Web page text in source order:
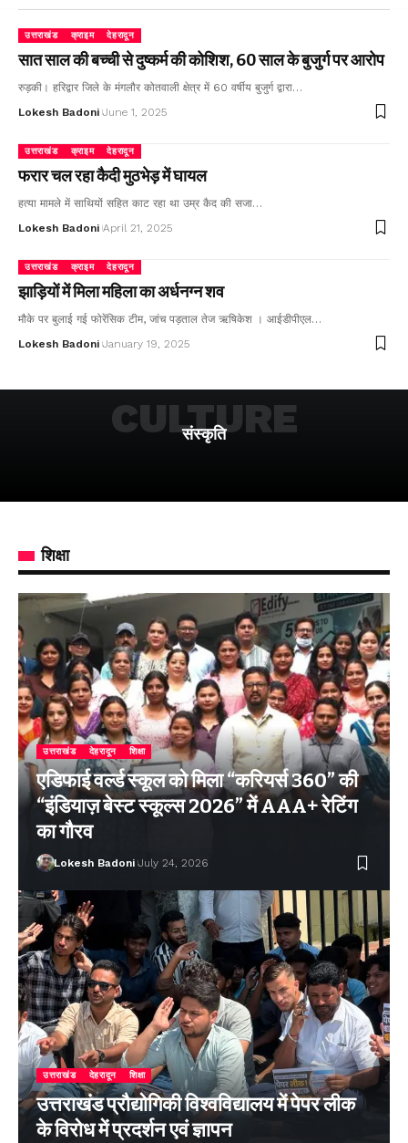
उत्तराखंड क्राइम देहरादून
सात साल की बच्ची से दुष्कर्म की कोशिश, 60 साल के बुजुर्ग पर आरोप
रुड़की। हरिद्वार जिले के मंगलौर कोतवाली क्षेत्र में 60 वर्षीय बुजुर्ग द्वारा…
Lokesh Badoni June 1, 2025
उत्तराखंड क्राइम देहरादून
फरार चल रहा कैदी मुठभेड़ में घायल
हत्या मामले में साथियों सहित काट रहा था उम्र कैद की सजा…
Lokesh Badoni April 21, 2025
उत्तराखंड क्राइम देहरादून
झाड़ियों में मिला महिला का अर्धनग्न शव
मौके पर बुलाई गई फोरेंसिक टीम, जांच पड़ताल तेज ऋषिकेश । आईडीपीएल…
Lokesh Badoni January 19, 2025
संस्कृति
CULTURE
शिक्षा
उत्तराखंड देहरादून शिक्षा
एडिफाई वर्ल्ड स्कूल को मिला “करियर्स 360” की
“इंडियाज़ बेस्ट स्कूल्स 2026” में AAA+ रेटिंग
का गौरव
Lokesh Badoni July 24, 2026
उत्तराखंड देहरादून शिक्षा
उत्तराखंड प्रौद्योगिकी विश्वविद्यालय में पेपर लीक
के विरोध में प्रदर्शन एवं ज्ञापन